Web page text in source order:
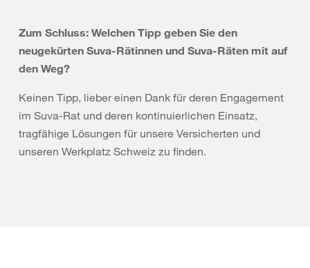
Zum Schluss: Welchen Tipp geben Sie den
neugekürten Suva-Rätinnen und Suva-Räten mit auf
den Weg?
Keinen Tipp, lieber einen Dank für deren Engagement
im Suva-Rat und deren kontinuierlichen Einsatz,
tragfähige Lösungen für unsere Versicherten und
unseren Werkplatz Schweiz zu finden.